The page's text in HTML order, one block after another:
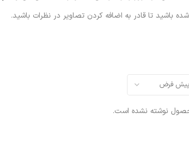
نوشته نشده است.
باشید تا قادر به اضافه کردن تصاویر در نظرات باشید.